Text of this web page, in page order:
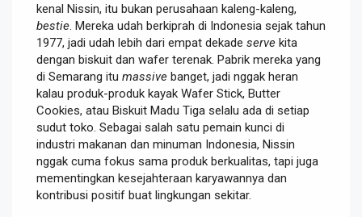
kenal Nissin, itu bukan perusahaan kaleng-kaleng,
bestie . Mereka udah berkiprah di Indonesia sejak tahun
1977, jadi udah lebih dari empat dekade serve kita
dengan biskuit dan wafer terenak. Pabrik mereka yang
di Semarang itu massive banget, jadi nggak heran
kalau produk-produk kayak Wafer Stick, Butter
Cookies, atau Biskuit Madu Tiga selalu ada di setiap
sudut toko. Sebagai salah satu pemain kunci di
industri makanan dan minuman Indonesia, Nissin
nggak cuma fokus sama produk berkualitas, tapi juga
mementingkan kesejahteraan karyawannya dan
kontribusi positif buat lingkungan sekitar.